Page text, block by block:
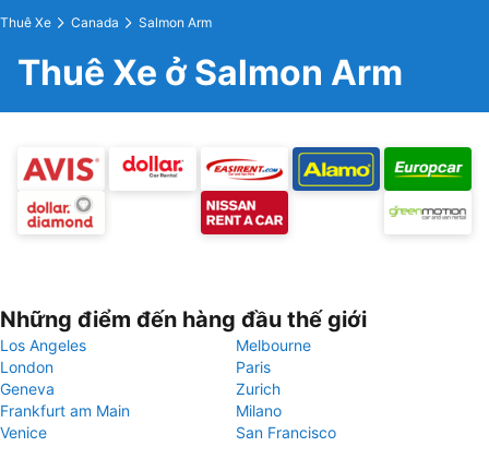
Thuê Xe Canada Salmon Arm
Thuê Xe ở Salmon Arm
Những điểm đến hàng đầu thế giới
Los Angeles
Melbourne
London
Paris
Geneva
Zurich
Frankfurt am Main
Milano
Venice
San Francisco